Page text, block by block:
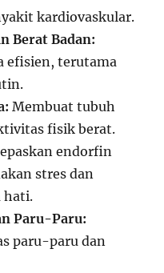
kardiovaskular.
Berat Badan:
efisien, terutama
Membuat tubuh
fisik berat.
endorfin
stres dan
hati.
Paru-Paru:
paru-paru dan